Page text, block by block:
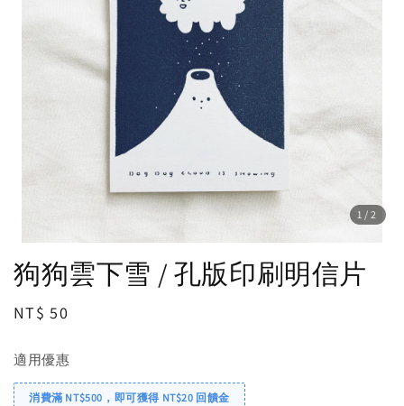
1 /2
狗狗雲下雪 / 孔版印刷明信片
Regular
NT$ 50
適用優惠
消費滿 NT$500，即可獲得 NT$20 回饋金